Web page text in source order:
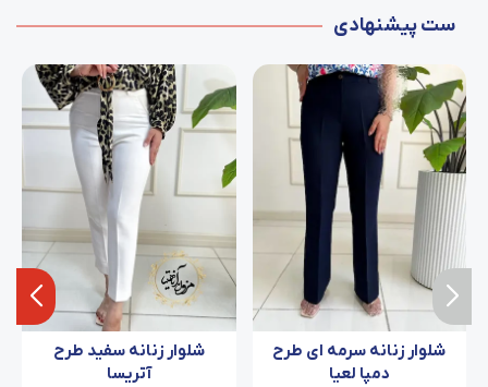
ست پیشنهادی
شلوار زنانه سرمه ای طرح
دمپا لعیا
شلوار زنانه سفید طرح
آتریسا